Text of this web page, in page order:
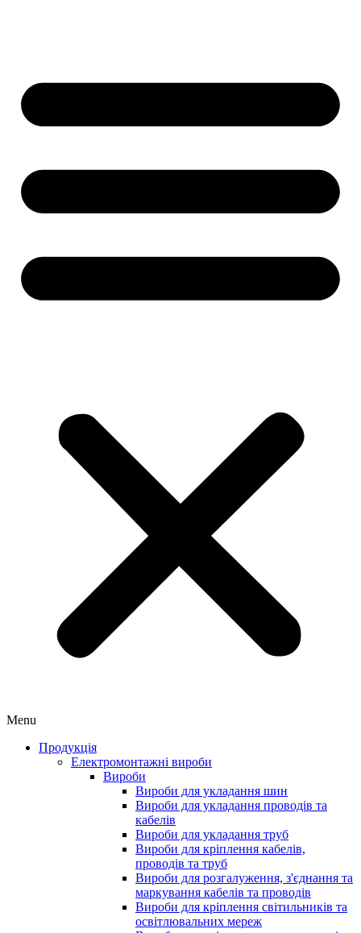
Menu
Продукція
Електромонтажні вироби
Вироби
Вироби для укладання шин
Вироби для укладання проводів та
кабелів
Вироби для укладання труб
Вироби для кріплення кабелів,
проводів та труб
Вироби для розгалуження, з'єднання та
маркування кабелів та проводів
Вироби для кріплення світильників та
освітлювальних мереж